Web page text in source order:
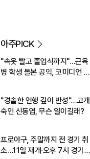
아주PICK
"속옷 빨고 졸업식까지"…근육
병 학생 돌본 공익, 코미디언 김
"경솔한 언행 깊이 반성"…고개
숙인 신동엽, 무슨 일이길래?
프로야구, 주말까지 전 경기 취
소…11일 재개·오후 7시 경기